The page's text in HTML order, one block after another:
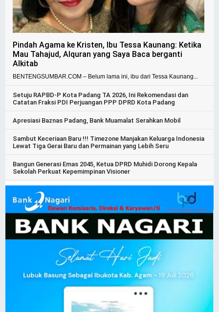
Pindah Agama ke Kristen, Ibu Tessa Kaunang: Ketika
Mau Tahajud, Alquran yang Saya Baca berganti
Alkitab
BENTENGSUMBAR.COM – Belum lama ini, ibu dari Tessa Kaunang...
Setuju RAPBD-P Kota Padang TA 2026, Ini Rekomendasi dan
Catatan Fraksi PDI Perjuangan PPP DPRD Kota Padang
Apresiasi Baznas Padang, Bank Muamalat Serahkan Mobil
Sambut Keceriaan Baru !!! Timezone Manjakan Keluarga Indonesia
Lewat Tiga Gerai Baru dan Permainan yang Lebih Seru
Bangun Generasi Emas 2045, Ketua DPRD Muhidi Dorong Kepala
Sekolah Perkuat Kepemimpinan Visioner